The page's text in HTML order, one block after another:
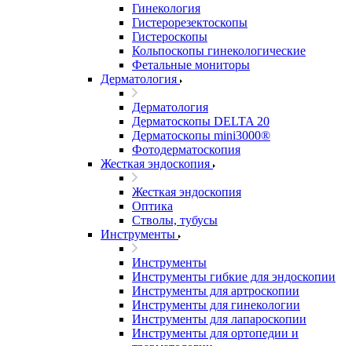
Гинекология
Гистерорезектоскопы
Гистероскопы
Кольпоскопы гинекологические
Фетальные мониторы
Дерматология
Дерматология
Дерматоскопы DELTA 20
Дерматоскопы mini3000®
Фотодерматоскопия
Жесткая эндоскопия
Жесткая эндоскопия
Оптика
Стволы, тубусы
Инструменты
Инструменты
Инструменты гибкие для эндоскопии
Инструменты для артроскопии
Инструменты для гинекологии
Инструменты для лапароскопии
Инструменты для ортопедии и